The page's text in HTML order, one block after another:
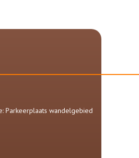
Parkeerplaats wandelgebied